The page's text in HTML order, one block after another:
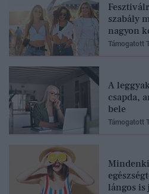
szabály
nagyon
Támogatott
A
csapda,
bele
Támogatott
lángos is